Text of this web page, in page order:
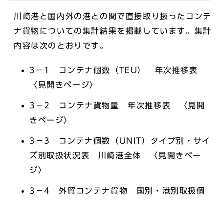
川崎港と国内外の港との間で直接取り扱ったコンテ
ナ貨物についての集計結果を掲載しています。集計
内容は次のとおりです。
3－1 コンテナ個数（TEU） 年次推移表
〈見開きページ〉
3－2 コンテナ貨物量 年次推移表 〈見開
きページ〉
3－3 コンテナ個数（UNIT）タイプ別・サイ
ズ別取扱状況表 川崎港全体 〈見開きペー
ジ〉
3－4 外貿コンテナ貨物 国別・港別取扱個